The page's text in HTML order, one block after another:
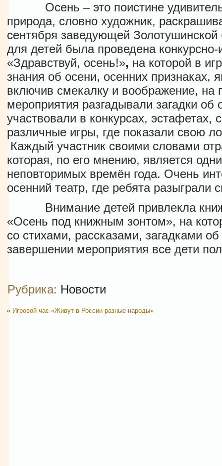
Осень – это поистине
природа, словно художник,
сентября заведующей
для детей была проведена
«Здравствуй, осень!», на которой в
знания об осени, осенних признаках,
включив смекалку и воображение, на
мероприятия разгадывали загадки об
участвовали в конкурсах, эстафетах,
различные игры, где показали свою
Каждый участник своими словами
которая, по его мнению, является
неповторимых времён года. Очень
осенний театр, где ребята разыграли
Внимание детей привлекла
«Осень под книжным зонтом», на
со стихами, рассказами, загадками
завершении мероприятия все дети
Рубрика: Новости
« Игровой час «Живут в России разные народы»